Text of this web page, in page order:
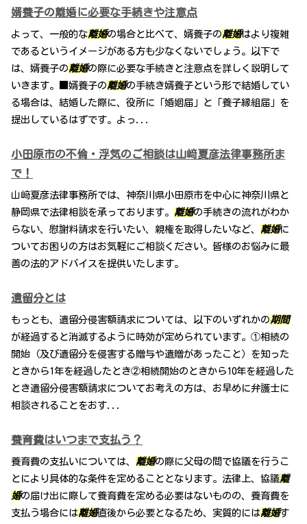
婿養子の離婚に必要な手続きや注意点
よって、一般的な離婚の場合と比べて、婿養子の離婚はより複雑
であるというイメージがある方も少なくないでしょう。以下で
は、婿養子の離婚の際に必要な手続きと注意点を詳しく説明して
いきます。■婿養子の離婚の手続き婿養子という形で結婚してい
る場合は、結婚した際に、役所に「婚姻届」と「養子縁組届」を
提出しているはずです。よっ...
小田原市の不倫・浮気のご相談は山﨑夏彦法律事務所ま
で！
山﨑夏彦法律事務所では、神奈川県小田原市を中心に神奈川県と
静岡県で法律相談を承っております。 離婚の手続きの流れがわか
らない、慰謝料請求を行いたい、親権を取得したいなど、 離婚に
ついてお困りの方はお気軽にご相談ください。皆様のお悩みに最
善の法的アドバイスを提供いたします。
遺留分とは
もっとも、遺留分侵害額請求については、以下のいずれかの期間
が経過すると消滅するように時効が定められています。①相続の
開始（及び遺留分を侵害する贈与や遺贈があったこと）を知った
ときから1年を経過したとき②相続開始のときから10年を経過した
とき遺留分侵害額請求についてお考えの方は、お早めに弁護士に
相談されることをおす...
養育費はいつまで支払う？
養育費の支払いについては、 離婚の際に父母の間で協議を行うこ
とにより具体的な条件を定めることとなります。法律上、協議離
婚の届け出に際して養育費を定める必要はないものの、養育費を
支払う場合には離婚直後から必要となるため、実質的には離婚す